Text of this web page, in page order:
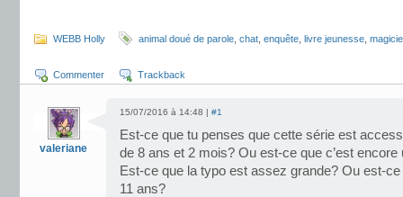
WEBB Holly animal doué de parole chat enquête livre jeunesse
Commenter Trackback
valeriane
15/07/2016 à 14:48 | #1
Est-ce que tu penses que cette série est
de 8 ans et 2 mois? Ou est-ce que c’est encore
Est-ce que la typo est assez grande? Ou est-ce
11 ans?